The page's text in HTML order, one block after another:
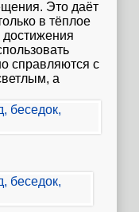
Это даёт
в тёплое
справляются с
а